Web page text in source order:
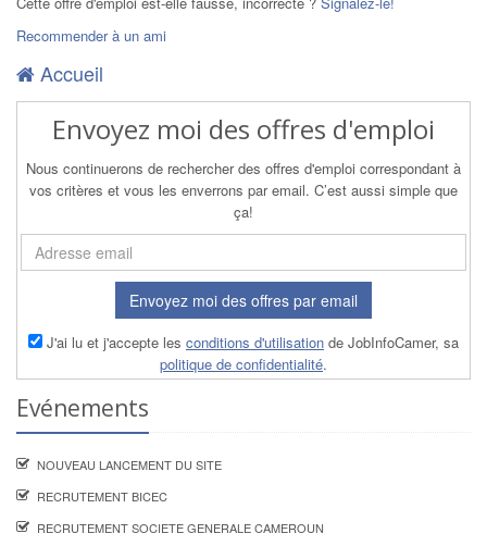
Recommender à un ami
Accueil
Envoyez moi des offres d'emploi
Nous continuerons de rechercher des offres d'emploi correspondant à
vos critères et vous les enverrons par email. C’est aussi simple que
ça!
Envoyez moi des offres par email
J'ai lu et j'accepte les conditions d'utilisation de JobInfoCamer, sa
politique de confidentialité.
Evénements
NOUVEAU LANCEMENT DU SITE
RECRUTEMENT BICEC
RECRUTEMENT SOCIETE GENERALE CAMEROUN